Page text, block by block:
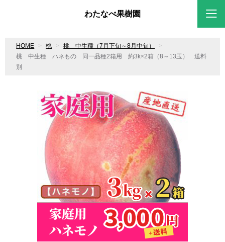
わたなべ果樹園
HOME 桃
桃 中生種（7月下旬～8月中旬）
桃 中生種 ハネもの 同一品種2箱用 約3k×2箱（8～13玉） 送料
別